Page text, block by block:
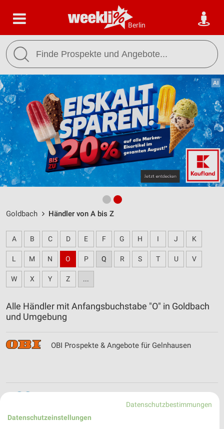
Berlin
Goldbach Händler von A bis Z
A B C D E F G H I J K
L M N O P Q R S T U V
W X Y Z ...
Alle Händler mit Anfangsbuchstabe "O" in Goldbach
und Umgebung
OBI Prospekte & Angebote für Gelnhausen
Öffnungszeiten für FrankenthalDatenschutzbestimmungen
Datenschutzeinstellungen